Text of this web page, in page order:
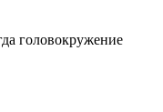
головокружение